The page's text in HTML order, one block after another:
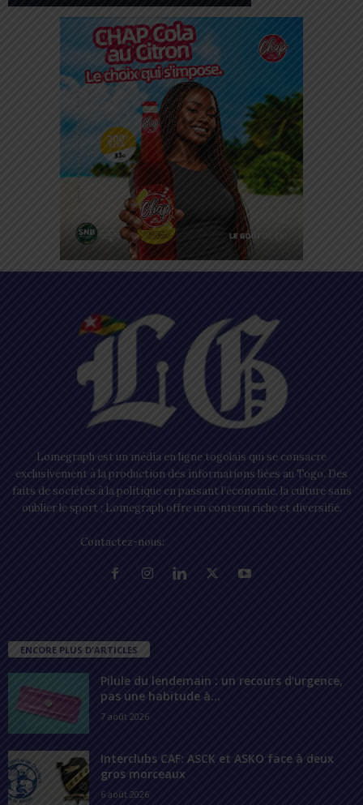
Lomegraph est un média en ligne togolais qui se consacre
exclusivement à la production des informations liées au Togo. Des
faits de sociétés à la politique en passant l’économie, la culture sans
oublier le sport ; Lomegraph offre un contenu riche et diversifié.
Contactez-nous:
ENCORE PLUS D'ARTICLES
Pilule du lendemain : un recours d’urgence,
pas une habitude à...
7 août 2026
Interclubs CAF: ASCK et ASKO face à deux
gros morceaux
6 août 2026